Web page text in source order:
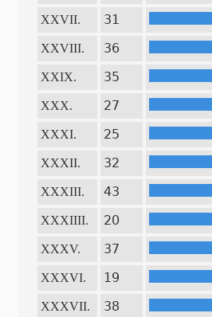
XXVII. 31
XXVIII. 36
XXIX. 35
XXX. 27
XXXI. 25
XXXII. 32
XXXIII. 43
XXXIIII. 20
XXXV. 37
XXXVI. 19
XXXVII. 38